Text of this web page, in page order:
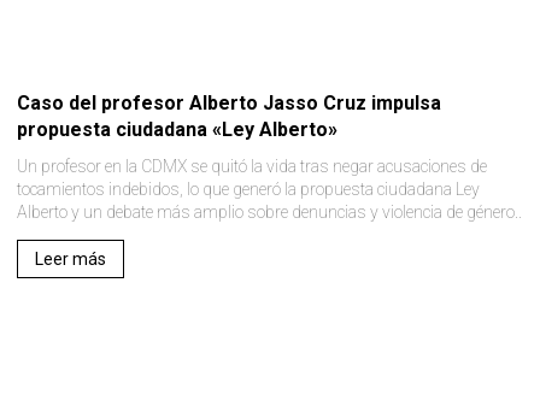
Caso del profesor Alberto Jasso Cruz impulsa
propuesta ciudadana «Ley Alberto»
Un profesor en la CDMX se quitó la vida tras negar acusaciones de
tocamientos indebidos, lo que generó la propuesta ciudadana Ley
Alberto y un debate más amplio sobre denuncias y violencia de género..
Leer más